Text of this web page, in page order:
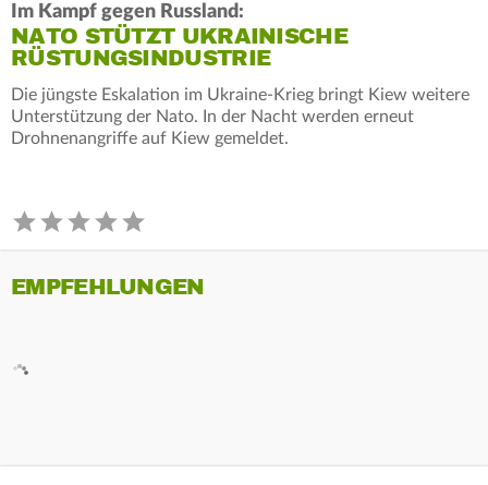
Im Kampf gegen Russland:
NATO STÜTZT UKRAINISCHE
RÜSTUNGSINDUSTRIE
Die jüngste Eskalation im Ukraine-Krieg bringt Kiew weitere
Unterstützung der Nato. In der Nacht werden erneut
Drohnenangriffe auf Kiew gemeldet.
EMPFEHLUNGEN